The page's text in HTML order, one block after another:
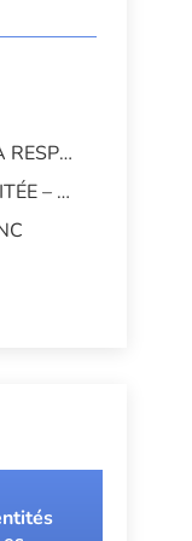
ENTREPRISE UNIPERSONNELLE A RESPONSABILITÉ LIMITÉE – EURL
SOCIÉTÉ A RESPONSABILITÉ LIMITÉE – SARL